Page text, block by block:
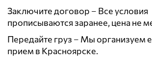
Заключите договор – Все условия
прописываются заранее, цена не
Передайте груз – Мы организуем
прием в Красноярске.